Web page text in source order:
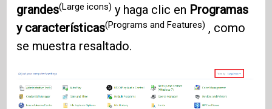
grandes(Large icons) y haga clic en Programas
y características(Programs and Features) , como
se muestra resaltado.